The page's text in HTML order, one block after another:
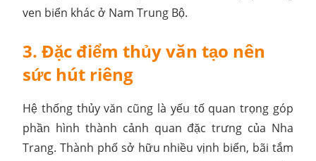
ven biển khác ở Nam Trung Bộ.
3. Đặc điểm thủy văn tạo nên
sức hút riêng
Hệ thống thủy văn cũng là yếu tố quan trọng góp
phần hình thành cảnh quan đặc trưng của Nha
Trang. Thành phố sở hữu nhiều vịnh biển, bãi tắm